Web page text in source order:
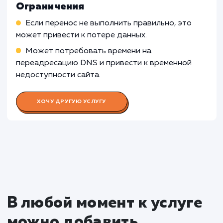
простоев.
Узнать почему
Раскладываем
сайта, переходя на более мощный хостинг.
Оптимизирует расходы, позволяя выбрать